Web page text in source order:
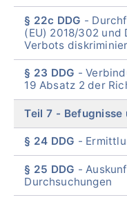
§ 22c DDG
(EU) 2018/302 und
Verbots
§ 23 DDG
19 Absatz 2 der
Teil 7 Befugnisse
§ 24 DDG
§ 25 DDG
Durchsuchungen